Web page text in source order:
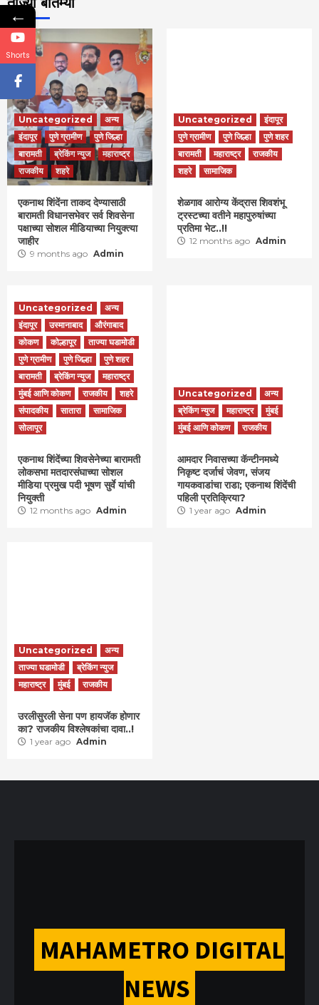
Uncategorized
अन्य
इंदापूर
पुणे ग्रामीण
पुणे जिल्हा
बारामती
ब्रेकिंग न्युज
महाराष्ट्र
राजकीय
शहरे
एकनाथ शिंदेंना ताकद देण्यासाठी
बारामती विधानसभेवर सर्व शिवसेना
पक्षाच्या सोशल मीडियाच्या नियुक्त्या
जाहीर
9 months ago Admin
Uncategorized
इंदापूर
पुणे ग्रामीण
पुणे जिल्हा
पुणे शहर
बारामती
महाराष्ट्र
राजकीय
शहरे
सामाजिक
शेळगाव आरोग्य केंद्रास शिवशंभू
ट्रस्टच्या वतीने महापुरुषांच्या
प्रतिमा भेट..!!
12 months ago Admin
Uncategorized
अन्य
इंदापूर
उस्मानाबाद
औरंगाबाद
कोकण
कोल्हापूर
ताज्या घडामोडी
पुणे ग्रामीण
पुणे जिल्हा
पुणे शहर
बारामती
ब्रेकिंग न्युज
महाराष्ट्र
मुंबई आणि कोकण
राजकीय
शहरे
संपादकीय
सातारा
सामाजिक
सोलापूर
एकनाथ शिंदेंच्या शिवसेनेच्या बारामती
लोकसभा मतदारसंघाच्या सोशल
मीडिया प्रमुख पदी भूषण सुर्वे यांची
नियुक्ती
12 months ago Admin
Uncategorized
अन्य
ब्रेकिंग न्युज
महाराष्ट्र
मुंबई
मुंबई आणि कोकण
राजकीय
आमदार निवासच्या कॅन्टीनमध्ये
निकृष्ट दर्जाचं जेवण, संजय
गायकवाडांचा राडा; एकनाथ शिंदेंची
पहिली प्रतिक्रिया?
1 year ago Admin
Uncategorized
अन्य
ताज्या घडामोडी
ब्रेकिंग न्युज
महाराष्ट्र
मुंबई राजकीय
उरलीसुरली सेना पण हायजॅक होणार
का? राजकीय विश्लेषकांचा दावा..!
1 year ago Admin
MAHAMETRO DIGITAL
NEWS
←
Shorts